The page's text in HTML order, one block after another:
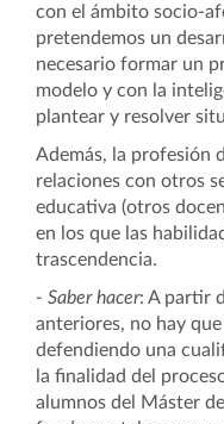
con el ámbito socio-
pretendemos un
necesario formar un
modelo y con la
plantear y resolver
Además, la profesión
relaciones con otros
educativa (otros
en los que las
trascendencia.
- Saber hacer: A partir
anteriores, no hay
defendiendo una
la finalidad del
alumnos del Máster